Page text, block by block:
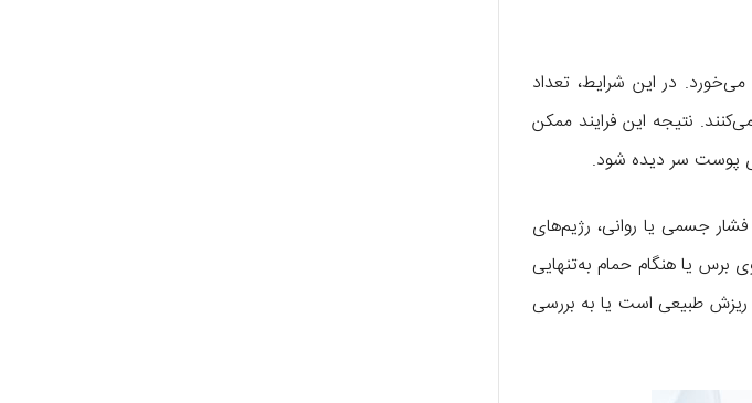
در این شرایط، تعداد
نتیجه این فرایند ممکن
پوست سر دیده شود.
جسمی یا روانی، رژیم‌های
یا هنگام حمام به‌تنهایی
طبیعی است یا به بررسی